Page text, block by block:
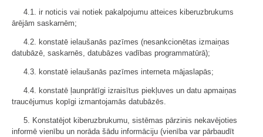
4.1. ir noticis vai notiek pakalpojumu atteices kiberuzbrukums
ārējām saskarnēm;
4.2. konstatē ielaušanās pazīmes (nesankcionētas izmaiņas
datubāzē, saskarnēs, datubāzes vadības programmatūrā);
4.3. konstatē ielaušanās pazīmes interneta mājaslapās;
4.4. konstatē ļaunprātīgi izraisītus piekļuves un datu apmaiņas
traucējumus kopīgi izmantojamās datubāzēs.
5. Konstatējot kiberuzbrukumu, sistēmas pārzinis nekavējoties
informē vienību un norāda šādu informāciju (vienība var pārbaudīt